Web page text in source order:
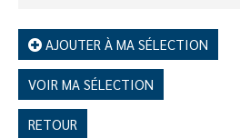
AJOUTER À MA SÉLECTION
VOIR MA SÉLECTION
RETOUR